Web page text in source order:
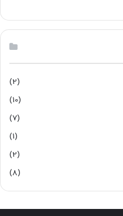
(2)
(10)
(7)
(1)
(2)
(8)